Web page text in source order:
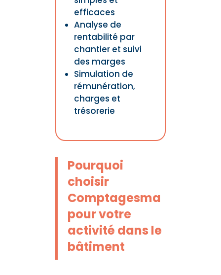
efficaces
Analyse de
rentabilité par
chantier et suivi
des marges
Simulation de
rémunération,
charges et
trésorerie
Pourquoi
choisir
Comptagesma
pour votre
activité dans le
bâtiment